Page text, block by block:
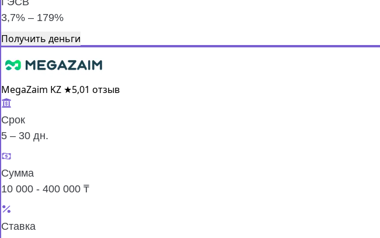
3,7% – 179%
Получить деньги
MegaZaim KZ ★5,01 отзыв
Срок
5 – 30 дн.
Сумма
10 000 - 400 000 ₸
Ставка